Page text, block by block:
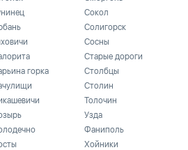
горка
Сокол
Солигорск
Сосны
Старые дороги
Столбцы
Столин
Толочин
Узда
Фаниполь
Хойники